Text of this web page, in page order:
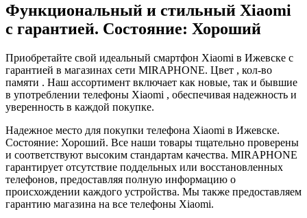
Функциональный и стильный Xiaomi
с гарантией. Состояние: Хороший
Приобретайте свой идеальный смартфон Xiaomi в Ижевске с
гарантией в магазинах сети MIRAPHONE. Цвет , кол-во
памяти . Наш ассортимент включает как новые, так и бывшие
в употреблении телефоны Xiaomi , обеспечивая надежность и
уверенность в каждой покупке.
Надежное место для покупки телефона Xiaomi в Ижевске.
Состояние: Хороший. Все наши товары тщательно проверены
и соответствуют высоким стандартам качества. MIRAPHONE
гарантирует отсутствие поддельных или восстановленных
телефонов, предоставляя полную информацию о
происхождении каждого устройства. Мы также предоставляем
гарантию магазина на все телефоны Xiaomi.